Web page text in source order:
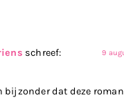
schreef: 9
bijzonder dat deze